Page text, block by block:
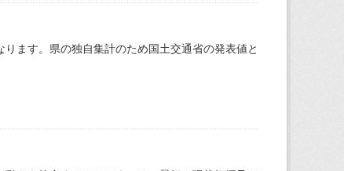
ます。県の独自集計のため国土交通省の発表値と